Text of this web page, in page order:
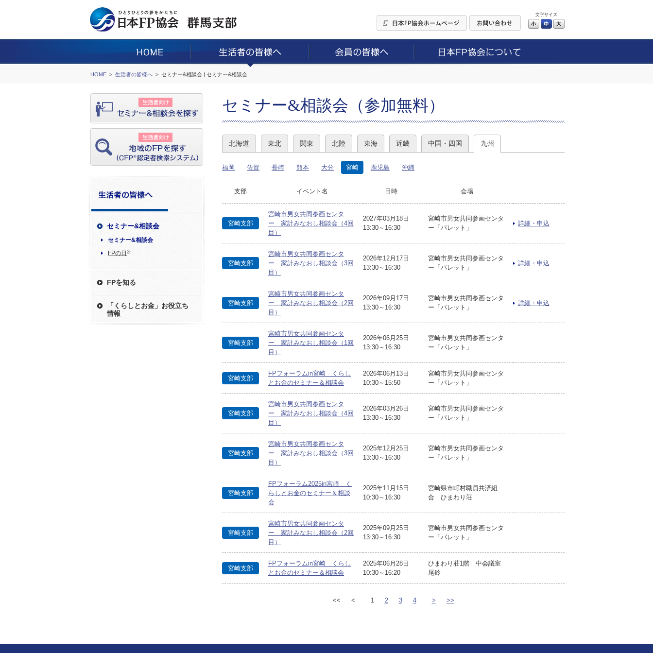
文字サイズ
小 中
HOME 生活者の皆様へ セミナー&相談会 | セミナー&相談会
セミナー&相談会
セミナー&相談会
FPの日 ®
FPを知る
「くらしとお金」お役立ち
情報
セミナー&相談会（参加無料）
北海道 東北 関東 北陸 東海 近畿 中国・四国 九州
福岡 佐賀 長崎 熊本 大分 宮崎 鹿児島 沖縄
支部 イベント名 日時 会場
宮崎支部
宮崎市男女共同参画センタ
ー 家計みなおし相談会（4回
目）
2027年03月18日
13:30～16:30
宮崎市男女共同参画センタ
ー「パレット」
詳細・申込
宮崎支部
宮崎市男女共同参画センタ
ー 家計みなおし相談会（3回
目）
2026年12月17日
13:30～16:30
宮崎市男女共同参画センタ
ー「パレット」
詳細・申込
宮崎支部
宮崎市男女共同参画センタ
ー 家計みなおし相談会（2回
目）
2026年09月17日
13:30～16:30
宮崎市男女共同参画センタ
ー「パレット」
詳細・申込
宮崎支部
宮崎市男女共同参画センタ
ー 家計みなおし相談会（1回
目）
2026年06月25日
13:30～16:30
宮崎市男女共同参画センタ
ー「パレット」
宮崎支部
FPフォーラムin宮崎 くらし
とお金のセミナー＆相談会
2026年06月13日
10:30～15:50
宮崎市男女共同参画センタ
ー「パレット」
宮崎支部
宮崎市男女共同参画センタ
ー 家計みなおし相談会（4回
目）
2026年03月26日
13:30～16:30
宮崎市男女共同参画センタ
ー「パレット」
宮崎支部
宮崎市男女共同参画センタ
ー 家計みなおし相談会（3回
目）
2025年12月25日
13:30～16:30
宮崎市男女共同参画センタ
ー「パレット」
宮崎支部
FPフォーラム2025in宮崎 く
らしとお金のセミナー＆相談
会
2025年11月15日
10:30～16:30
宮崎県市町村職員共済組
合 ひまわり荘
宮崎支部
宮崎市男女共同参画センタ
ー 家計みなおし相談会（2回
目）
2025年09月25日
13:30～16:30
宮崎市男女共同参画センタ
ー「パレット」
宮崎支部
FPフォーラムin宮崎 くらし
とお金のセミナー＆相談会
2025年06月28日
10:30～16:20
ひまわり荘1階 中会議室
尾鈴
<< < 1 2 3 4 > >>